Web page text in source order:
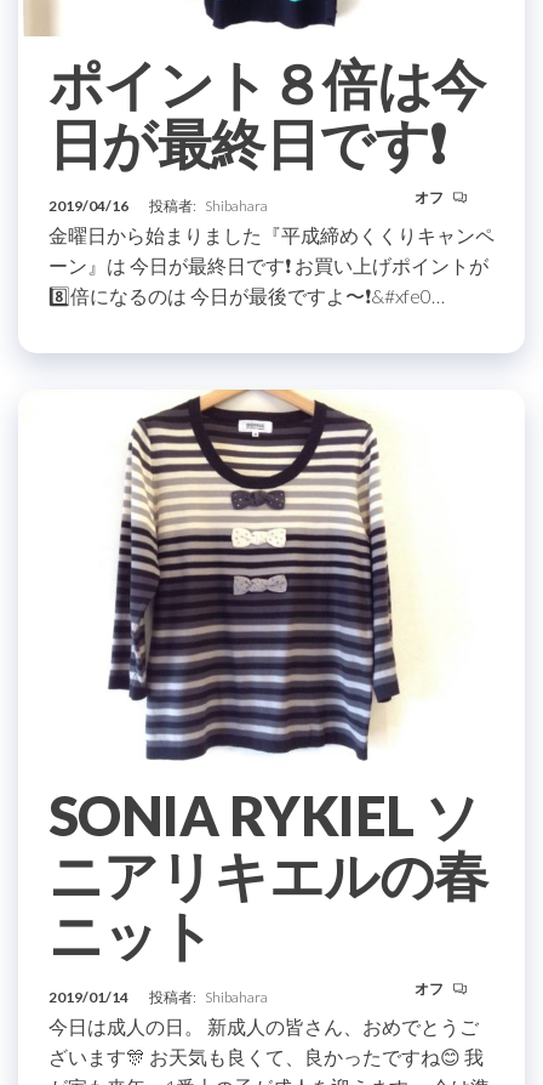
ポイント８倍は今
日が最終日です❗️
2019/04/16 投稿者: Shibahara オフ
金曜日から始まりました『平成締めくくりキャンペ
ーン』は 今日が最終日です❗️ お買い上げポイントが
8️⃣倍になるのは 今日が最後ですよ〜❗&#xfe0…
SONIA RYKIEL ソ
ニアリキエルの春
ニット
2019/01/14 投稿者: Shibahara オフ
今日は成人の日。 新成人の皆さん、おめでとうご
ざいます🎊 お天気も良くて、良かったですね😊 我